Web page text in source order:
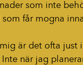
som inte
som får mogna
mig är det ofta just
Inte när jag